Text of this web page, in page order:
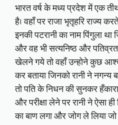
भारत वर्ष के मध्य प्रदेश में एक
है। वहाँ पर राजा भृतृहरि राज्य
इनकी पटरानी का नाम पिंगुला
और वह भी सत्यनिष्ठ और
खेलने गये तो वहाँ उन्होने कुछ
कर बताया जिनको रानी ने नगन्य
तो पति के निधन की सुनकर
और परीक्षा लेने पर रानी ने ऐसा
का बाण लगा और जोग ले लिया जो